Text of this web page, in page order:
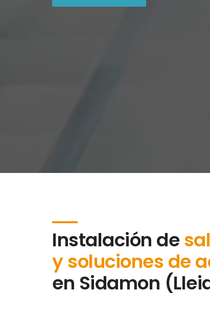
Instalación de
y soluciones de
en Sidamon